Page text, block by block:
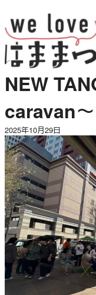
容
を
ス
キ
ッ
プ
NEW
caravan～
2025年10月29日